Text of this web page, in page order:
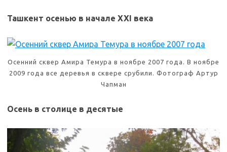
Ташкент осенью в начале XXI века
Осенний сквер Амира Темура в ноябре 2007 года. В ноябре
2009 года все деревья в сквере срубили. Фотограф Артур
Чапман
Осень в столице в десятые